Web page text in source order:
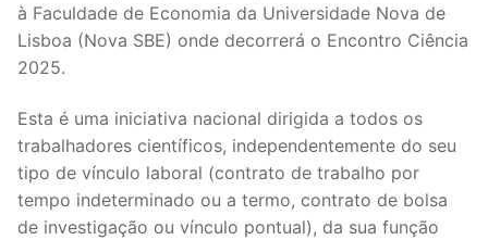
Sectores
PRÉ-ESCOLAR
1º CICLO
2º/3º CEB / SECUNDÁRIO
ENSINO ARTÍSTICO
à Faculdade de Economia da Universidade Nova de
Lisboa (Nova SBE) onde decorrerá o Encontro Ciência
2025.
Esta é uma iniciativa nacional dirigida a todos os
trabalhadores científicos, independentemente do seu
tipo de vínculo laboral (contrato de trabalho por
tempo indeterminado ou a termo, contrato de bolsa
de investigação ou vínculo pontual), da sua função